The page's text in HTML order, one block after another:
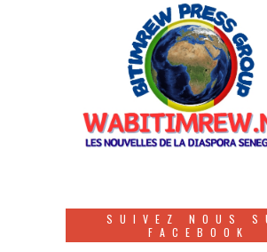
SUIVEZ NOUS
FACEBOOK